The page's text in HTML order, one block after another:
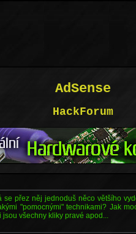
AdSense
HackForum
přez něj jednoduš něco většího
"pomocnými" technikami? Jak
všechny kliky pravé apod...